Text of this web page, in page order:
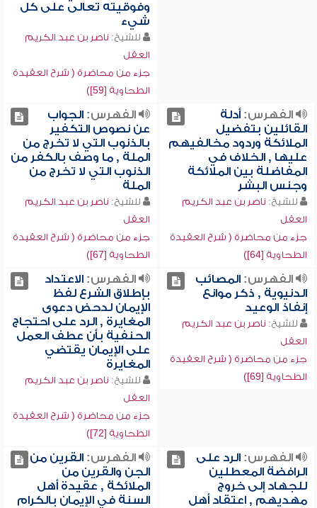
وفوقيته تعالى على كل
شيء
للشيخ: ناصر بن عبد الكريم
العقل
جزء من محاضرة ( شرح العقيدة
الطحاوية [59])
الفهرس:أدلة
القائلين بتفضيل
الملائكة وردود مخالفيهم
عليها , الخلاف في
المفاضلة بين الملائكة
وجنس البشر
للشيخ: ناصر بن عبد الكريم
العقل
جزء من محاضرة ( شرح العقيدة
الطحاوية [64])
الفهرس:الجواب
عن نصوص التكفير
بالذنوب التي لا تخرج من
الملة , ما وصف بالكفر من
الذنوب التي لا تخرج من
الملة
للشيخ: ناصر بن عبد الكريم
العقل
جزء من محاضرة ( شرح العقيدة
الطحاوية [67])
الفهرس:المصائب
الدنيوية , ذكر موانع
إنفاذ الوعيد
للشيخ: ناصر بن عبد الكريم
العقل
جزء من محاضرة ( شرح العقيدة
الطحاوية [69])
الفهرس:الاعتداد
بإطلاق الشرع لفظ
الإيمان لدحض دعوى
المغايرة , الرد على احتجاج
الحنفية بأن عطف العمل
على الإيمان يقتضي
المغايرة
للشيخ: ناصر بن عبد الكريم
العقل
جزء من محاضرة ( شرح العقيدة
الطحاوية [72])
الفهرس:الرد على
الرافضة المعطلين
للجهاد إلى خروج
مهديهم , اعتقاد أهل
الفهرس:القرين من
الجن والقرين من
الملائكة , عقيدة أهل
السنة في الإيمان بالكرام